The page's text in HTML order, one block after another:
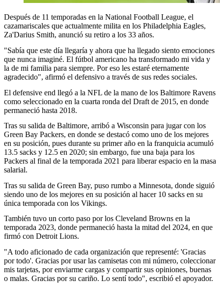
Después de 11 temporadas en la National Football League, el
cazamariscales que actualmente milita en los Philadelphia Eagles,
Za'Darius Smith, anunció su retiro a los 33 años.
"Sabía que este día llegaría y ahora que ha llegado siento emociones
que nunca imaginé. El fútbol americano ha transformado mi vida y
la de mi familia para siempre. Por eso les estaré eternamente
agradecido", afirmó el defensivo a través de sus redes sociales.
El defensive end llegó a la NFL de la mano de los Baltimore Ravens
como seleccionado en la cuarta ronda del Draft de 2015, en donde
permaneció hasta 2018.
Tras su salida de Baltimore, arribó a Wisconsin para jugar con los
Green Bay Packers, en donde se destacó como uno de los mejores
en su posición, pues durante su primer año en la franquicia acumuló
13.5 sacks y 12.5 en 2020; sin embargo, fue una baja para los
Packers al final de la temporada 2021 para liberar espacio en la masa
salarial.
Tras su salida de Green Bay, puso rumbo a Minnesota, donde siguió
siendo uno de los mejores en su posición al hacer 10 sacks en su
única temporada con los Vikings.
También tuvo un corto paso por los Cleveland Browns en la
temporada 2023, donde permaneció hasta la mitad del 2024, en que
firmó con Detroit Lions.
"A todo aficionado de cada organización que representé: 'Gracias
por todo'. Gracias por usar las camisetas con mi número, coleccionar
mis tarjetas, por enviarme cargas y compartir sus opiniones, buenas
o malas. Gracias por su cariño. Lo sentí todo", escribió el apoyador.